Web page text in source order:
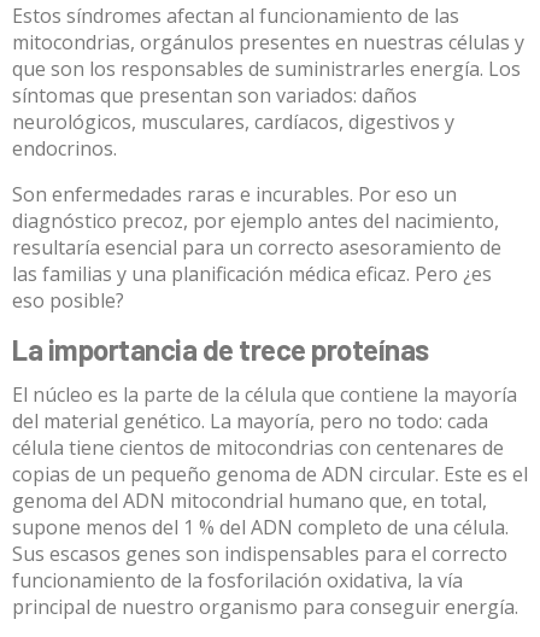
Estos síndromes afectan al funcionamiento de las
mitocondrias, orgánulos presentes en nuestras células y
que son los responsables de suministrarles energía. Los
síntomas que presentan son variados: daños
neurológicos, musculares, cardíacos, digestivos y
endocrinos.
Son enfermedades raras e incurables. Por eso un
diagnóstico precoz, por ejemplo antes del nacimiento,
resultaría esencial para un correcto asesoramiento de
las familias y una planificación médica eficaz. Pero ¿es
eso posible?
La importancia de trece proteínas
El núcleo es la parte de la célula que contiene la mayoría
del material genético. La mayoría, pero no todo: cada
célula tiene cientos de mitocondrias con centenares de
copias de un pequeño genoma de ADN circular. Este es el
genoma del ADN mitocondrial humano que, en total,
supone menos del 1 % del ADN completo de una célula.
Sus escasos genes son indispensables para el correcto
funcionamiento de la fosforilación oxidativa, la vía
principal de nuestro organismo para conseguir energía.